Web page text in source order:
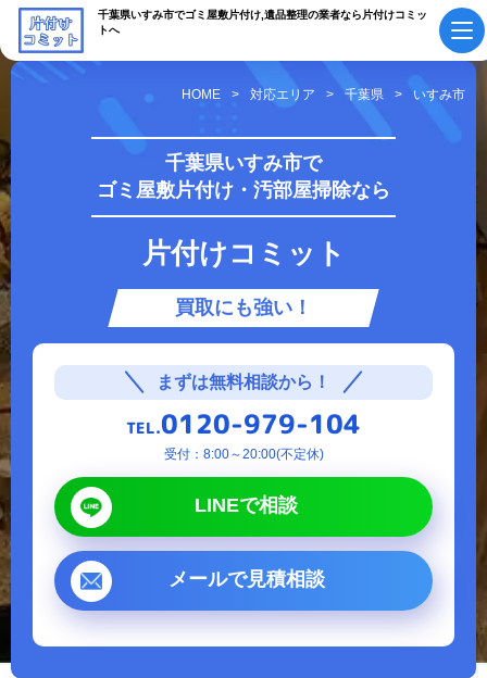
千葉県いすみ市でゴミ屋敷片付け,遺品整理の業者なら片付けコミッ
トへ
初めての方へ ご依頼の流れ
会社概要・
スタッフ紹介
よくあるご質問
お知らせ
作業実績・
お客様の声
お役立ちコラム
サービス案内
ゴミ屋敷片付け 汚部屋掃除
不用品回収
ハウスクリーニング
HOME 対応エリア 千葉県 いすみ市
千葉県いすみ市で
ゴミ屋敷片付け・汚部屋掃除なら
片付けコミット
買取にも強い！
まずは無料相談から！
TEL.0120-979-104
受付：8:00～20:00(不定休)
LINEで相談
メールで見積相談